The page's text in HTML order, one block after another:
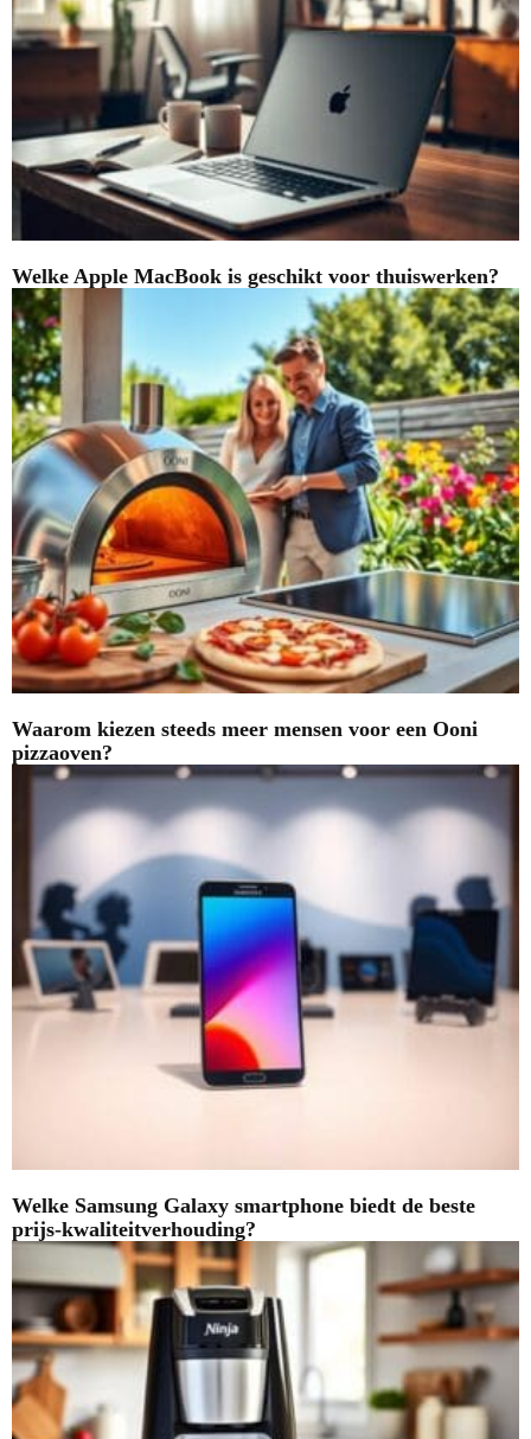
Welke Apple MacBook is geschikt voor thuiswerken?
Waarom kiezen steeds meer mensen voor een Ooni
pizzaoven?
Welke Samsung Galaxy smartphone biedt de beste
prijs-kwaliteitverhouding?